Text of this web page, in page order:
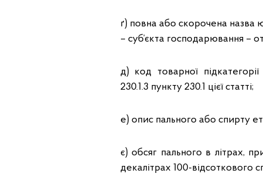
ґ) повна або скорочена назва
– суб’єкта господарювання –
д) код товарної
230.1.3 пункту 230.1 цієї статті;
е) опис пального або спирту
є) обсяг пального в літрах,
декалітрах 100-відсоткового